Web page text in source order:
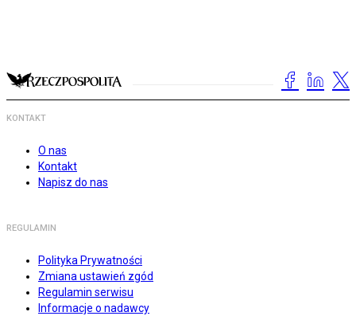
KONTAKT
O nas
Kontakt
Napisz do nas
REGULAMIN
Polityka Prywatności
Zmiana ustawień zgód
Regulamin serwisu
Informacje o nadawcy